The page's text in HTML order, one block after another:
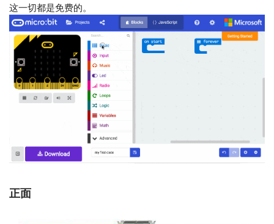
这一切都是免费的。
正面